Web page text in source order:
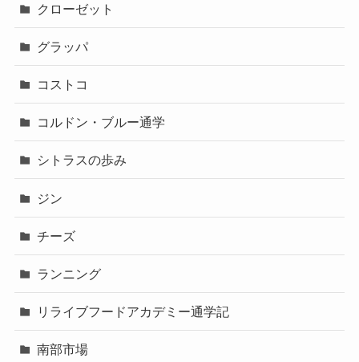
クローゼット
グラッパ
コストコ
コルドン・ブルー通学
シトラスの歩み
ジン
チーズ
ランニング
リライブフードアカデミー通学記
南部市場